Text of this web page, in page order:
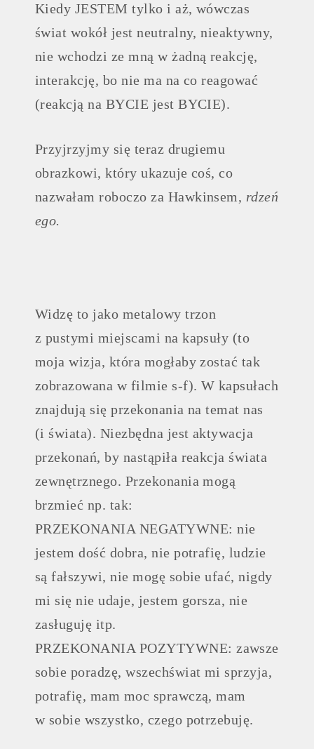
Kiedy JESTEM tylko i aż, wówczas
świat wokół jest neutralny, nieaktywny,
nie wchodzi ze mną w żadną reakcję,
interakcję, bo nie ma na co reagować
(reakcją na BYCIE jest BYCIE).
Przyjrzyjmy się teraz drugiemu
obrazkowi, który ukazuje coś, co
nazwałam roboczo za Hawkinsem, rdzeń
ego.
Widzę to jako metalowy trzon
z pustymi miejscami na kapsuły (to
moja wizja, która mogłaby zostać tak
zobrazowana w filmie s-f). W kapsułach
znajdują się przekonania na temat nas
(i świata). Niezbędna jest aktywacja
przekonań, by nastąpiła reakcja świata
zewnętrznego. Przekonania mogą
brzmieć np. tak:
PRZEKONANIA NEGATYWNE: nie
jestem dość dobra, nie potrafię, ludzie
są fałszywi, nie mogę sobie ufać, nigdy
mi się nie udaje, jestem gorsza, nie
zasługuję itp.
PRZEKONANIA POZYTYWNE: zawsze
sobie poradzę, wszechświat mi sprzyja,
potrafię, mam moc sprawczą, mam
w sobie wszystko, czego potrzebuję.